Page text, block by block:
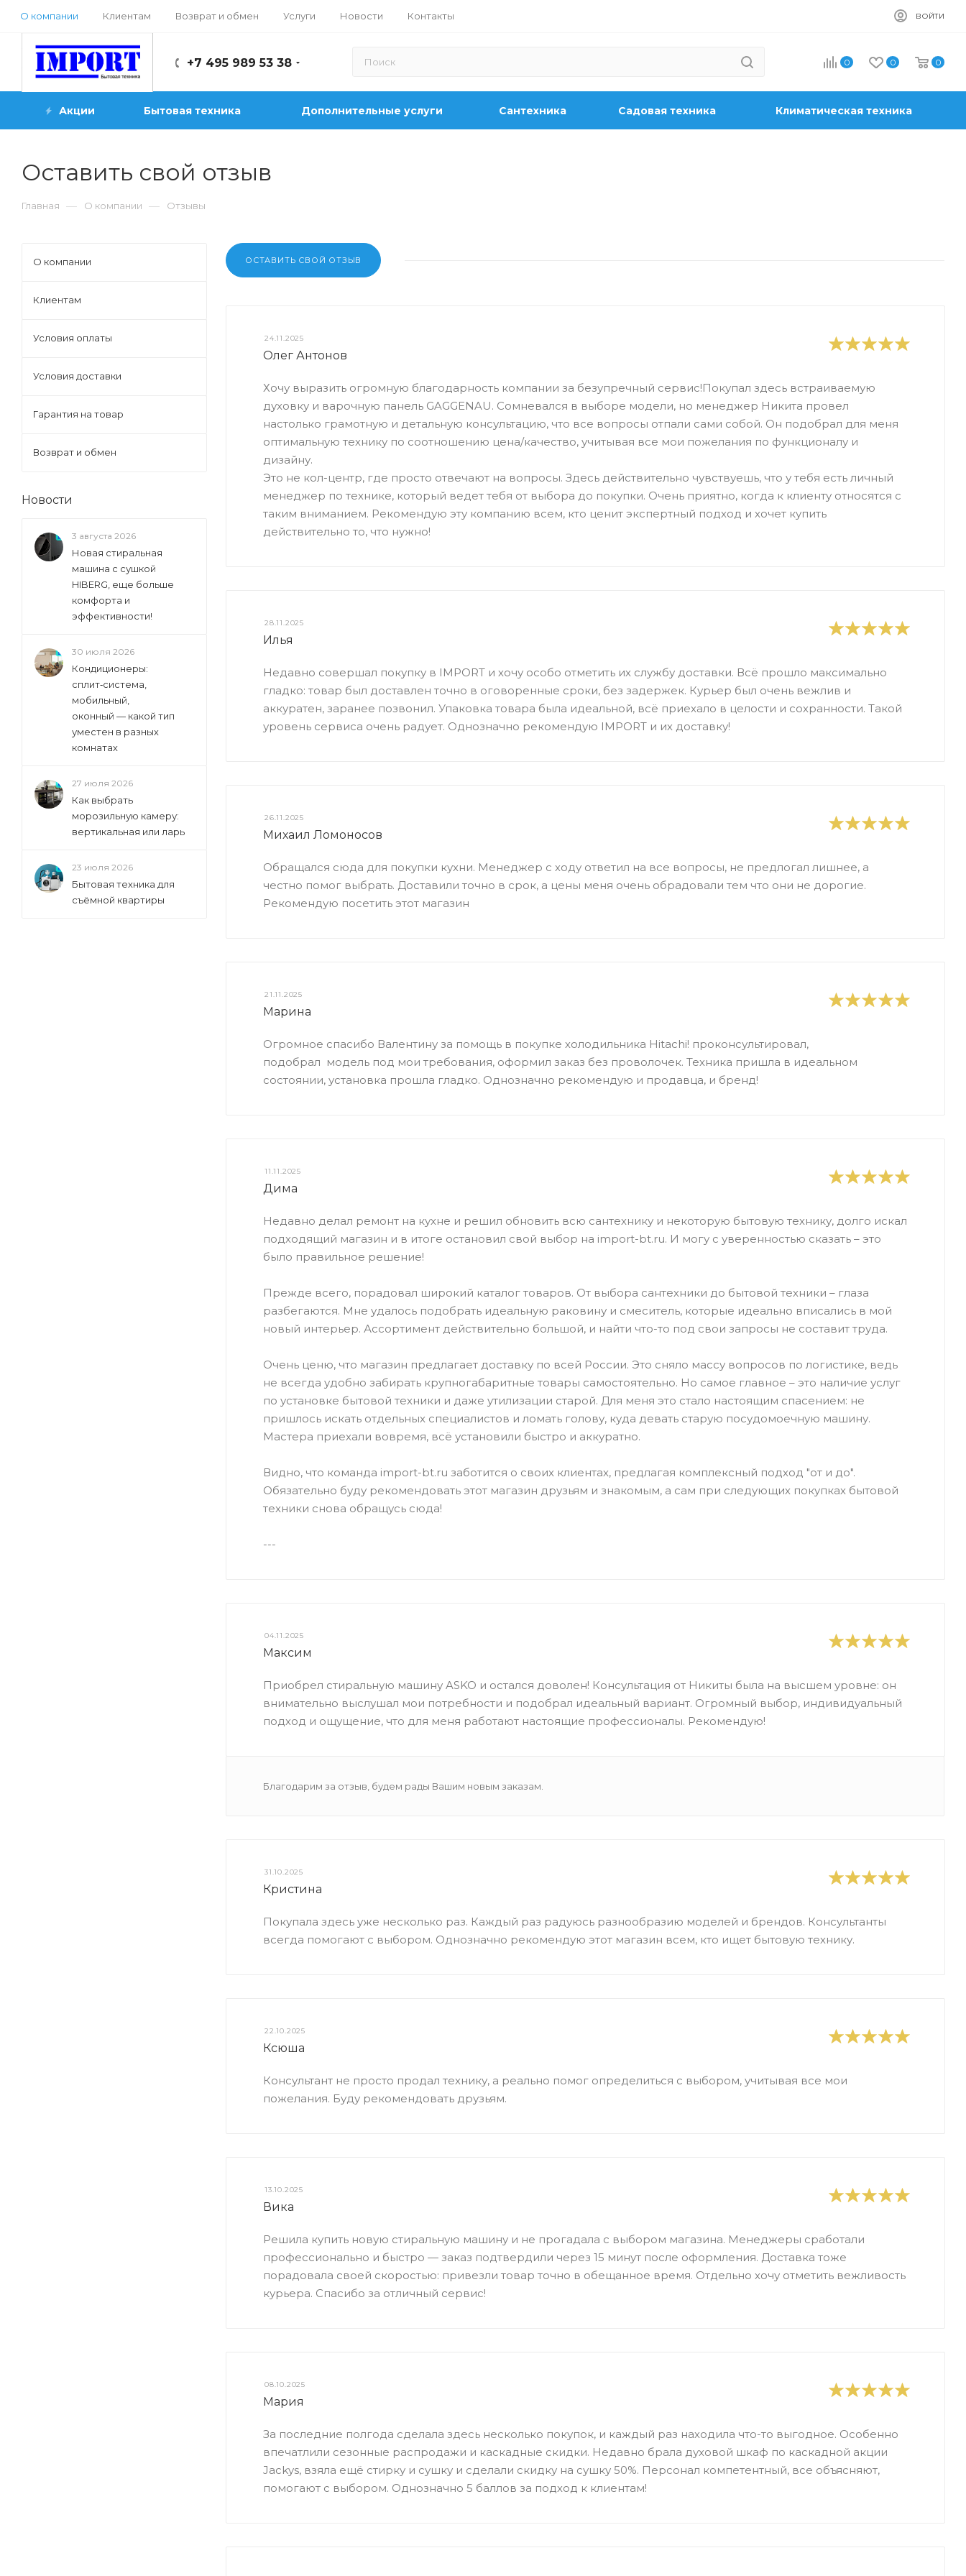
О компании Клиентам Возврат и обмен Услуги Новости Контакты ВОЙТИ
+7 495 989 53 38 0 0 0
Акции Бытовая техника Дополнительные услуги Сантехника Садовая техника Климатическая техника
Оставить свой отзыв
Главная — О компании — Отзывы
ОСТАВИТЬ СВОЙ ОТЗЫВ
24.11.2025
Олег Антонов
Хочу выразить огромную благодарность компании за безупречный сервис!Покупал здесь встраиваемую
духовку и варочную панель GAGGENAU. Сомневался в выборе модели, но менеджер Никита провел
настолько грамотную и детальную консультацию, что все вопросы отпали сами собой. Он подобрал для меня
оптимальную технику по соотношению цена/качество, учитывая все мои пожелания по функционалу и
дизайну.
Это не кол-центр, где просто отвечают на вопросы. Здесь действительно чувствуешь, что у тебя есть личный
менеджер по технике, который ведет тебя от выбора до покупки. Очень приятно, когда к клиенту относятся с
таким вниманием. Рекомендую эту компанию всем, кто ценит экспертный подход и хочет купить
действительно то, что нужно!
28.11.2025
Илья
Недавно совершал покупку в IMPORT и хочу особо отметить их службу доставки. Всё прошло максимально
гладко: товар был доставлен точно в оговоренные сроки, без задержек. Курьер был очень вежлив и
аккуратен, заранее позвонил. Упаковка товара была идеальной, всё приехало в целости и сохранности. Такой
уровень сервиса очень радует. Однозначно рекомендую IMPORT и их доставку!
26.11.2025
Михаил Ломоносов
Обращался сюда для покупки кухни. Менеджер с ходу ответил на все вопросы, не предлогал лишнее, а
честно помог выбрать. Доставили точно в срок, а цены меня очень обрадовали тем что они не дорогие.
Рекомендую посетить этот магазин
21.11.2025
Марина
Огромное спасибо Валентину за помощь в покупке холодильника Hitachi! проконсультировал,
подобрал модель под мои требования, оформил заказ без проволочек. Техника пришла в идеальном
состоянии, установка прошла гладко. Однозначно рекомендую и продавца, и бренд!
11.11.2025
Дима
Недавно делал ремонт на кухне и решил обновить всю сантехнику и некоторую бытовую технику, долго искал
подходящий магазин и в итоге остановил свой выбор на import-bt.ru. И могу с уверенностью сказать – это
было правильное решение!
Прежде всего, порадовал широкий каталог товаров. От выбора сантехники до бытовой техники – глаза
разбегаются. Мне удалось подобрать идеальную раковину и смеситель, которые идеально вписались в мой
новый интерьер. Ассортимент действительно большой, и найти что-то под свои запросы не составит труда.
Очень ценю, что магазин предлагает доставку по всей России. Это сняло массу вопросов по логистике, ведь
не всегда удобно забирать крупногабаритные товары самостоятельно. Но самое главное – это наличие услуг
по установке бытовой техники и даже утилизации старой. Для меня это стало настоящим спасением: не
пришлось искать отдельных специалистов и ломать голову, куда девать старую посудомоечную машину.
Мастера приехали вовремя, всё установили быстро и аккуратно.
Видно, что команда import-bt.ru заботится о своих клиентах, предлагая комплексный подход "от и до".
Обязательно буду рекомендовать этот магазин друзьям и знакомым, а сам при следующих покупках бытовой
техники снова обращусь сюда!
---
04.11.2025
Максим
Приобрел стиральную машину ASKO и остался доволен! Консультация от Никиты была на высшем уровне: он
внимательно выслушал мои потребности и подобрал идеальный вариант. Огромный выбор, индивидуальный
подход и ощущение, что для меня работают настоящие профессионалы. Рекомендую!
Благодарим за отзыв, будем рады Вашим новым заказам.
31.10.2025
Кристина
Покупала здесь уже несколько раз. Каждый раз радуюсь разнообразию моделей и брендов. Консультанты
всегда помогают с выбором. Однозначно рекомендую этот магазин всем, кто ищет бытовую технику.
22.10.2025
Ксюша
Консультант не просто продал технику, а реально помог определиться с выбором, учитывая все мои
пожелания. Буду рекомендовать друзьям.
13.10.2025
Вика
Решила купить новую стиральную машину и не прогадала с выбором магазина. Менеджеры сработали
профессионально и быстро — заказ подтвердили через 15 минут после оформления. Доставка тоже
порадовала своей скоростью: привезли товар точно в обещанное время. Отдельно хочу отметить вежливость
курьера. Спасибо за отличный сервис!
08.10.2025
Мария
За последние полгода сделала здесь несколько покупок, и каждый раз находила что-то выгодное. Особенно
впечатлили сезонные распродажи и каскадные скидки. Недавно брала духовой шкаф по каскадной акции
Jackys, взяла ещё стирку и сушку и сделали скидку на сушку 50%. Персонал компетентный, все объясняют,
помогают с выбором. Однозначно 5 баллов за подход к клиентам!
О компании
Клиентам
Условия оплаты
Условия доставки
Гарантия на товар
Возврат и обмен
Новости
3 августа 2026
Новая стиральная
машина с сушкой
HIBERG, еще больше
комфорта и
эффективности!
30 июля 2026
Кондиционеры:
сплит‑система,
мобильный,
оконный — какой тип
уместен в разных
комнатах
27 июля 2026
Как выбрать
морозильную камеру:
вертикальная или ларь
23 июля 2026
Бытовая техника для
съёмной квартиры